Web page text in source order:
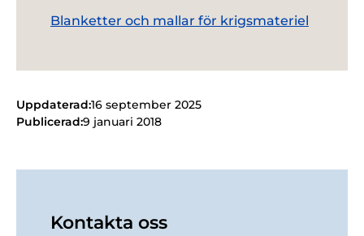
Blanketter och mallar för krigsmateriel
Uppdaterad:16 september 2025
Publicerad:9 januari 2018
Kontakta oss